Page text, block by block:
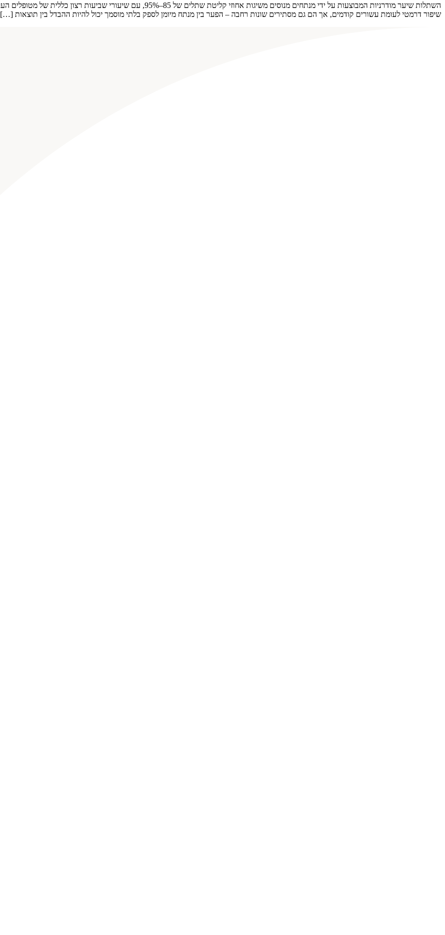
שיפור דרמטי לעומת עשורים קודמים, אך הם גם מסתירים שונות רחבה – הפער בין מנתח מיומן לספק בלתי מוסמך יכול להיות ההבדל בין תוצאות […]